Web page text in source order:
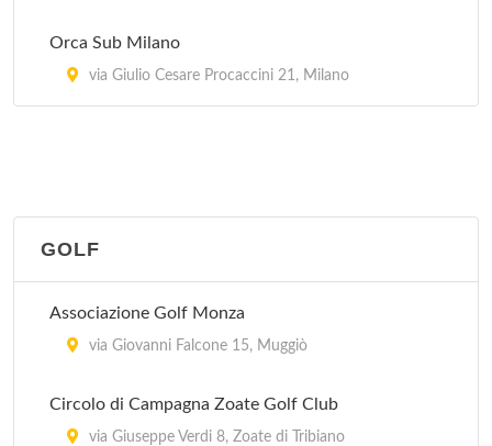
Orca Sub Milano
via Giulio Cesare Procaccini 21, Milano
GOLF
Associazione Golf Monza
via Giovanni Falcone 15, Muggiò
Circolo di Campagna Zoate Golf Club
via Giuseppe Verdi 8, Zoate di Tribiano